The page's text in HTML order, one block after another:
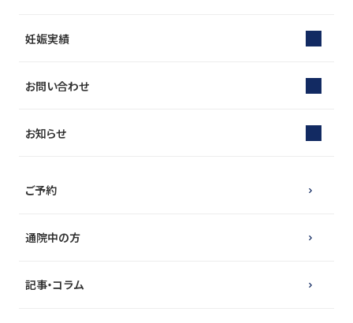
妊娠実績
お問い合わせ
お知らせ
通院中の方
ご予約
記事・コラム